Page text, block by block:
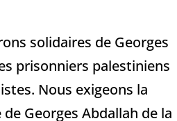
solidaires de Georges
prisonniers palestiniens
Nous exigeons la
Georges Abdallah de la